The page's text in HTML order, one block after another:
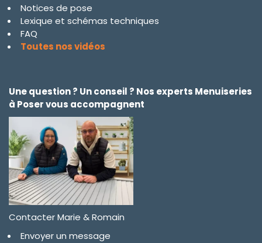
Notices de pose
Lexique et schémas techniques
FAQ
Toutes nos vidéos
Une question ? Un conseil ? Nos experts Menuiseries
à Poser vous accompagnent
Contacter Marie & Romain
Envoyer un message